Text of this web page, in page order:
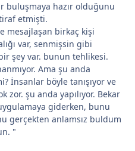
buluşmaya hazır olduğunu
etmişti.
mesajlaşan birkaç kişi
var, senmişsin gibi
şey var. bunun tehlikesi.
Ama şu anda
İnsanlar böyle tanışıyor ve
şu anda yapılıyor. Bekar
giderken, bunu
gerçekten anlamsız buldum
"